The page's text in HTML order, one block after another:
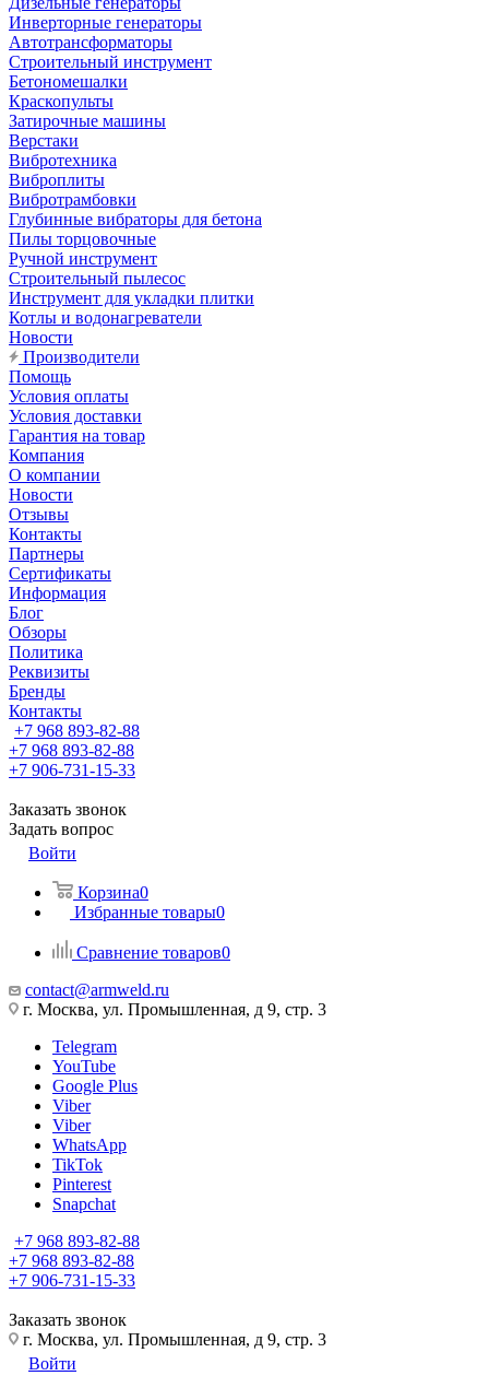
Инверторные генераторы
Автотрансформаторы
Строительный инструмент
Бетономешалки
Краскопульты
Затирочные машины
Верстаки
Вибротехника
Виброплиты
Вибротрамбовки
Глубинные вибраторы для бетона
Пилы торцовочные
Ручной инструмент
Строительный пылесос
Инструмент для укладки плитки
Котлы и водонагреватели
Новости
Производители
Помощь
Условия оплаты
Условия доставки
Гарантия на товар
Компания
О компании
Новости
Отзывы
Контакты
Партнеры
Сертификаты
Информация
Блог
Обзоры
Политика
Реквизиты
Бренды
Контакты
+7 968 893-82-88
+7 968 893-82-88
+7 906-731-15-33
Заказать звонок
Задать вопрос
Войти
Корзина0
Избранные товары0
Сравнение товаров0
contact@armweld.ru
г. Москва, ул. Промышленная, д 9, стр. 3
Telegram
YouTube
Google Plus
Viber
Viber
WhatsApp
TikTok
Pinterest
Snapchat
+7 968 893-82-88
+7 968 893-82-88
+7 906-731-15-33
Заказать звонок
г. Москва, ул. Промышленная, д 9, стр. 3
Войти